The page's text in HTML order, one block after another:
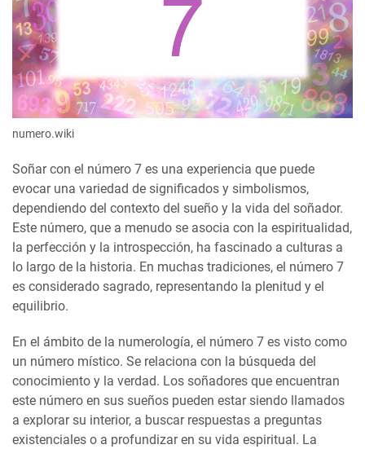
numero.wiki
Soñar con el número 7 es una experiencia que puede
evocar una variedad de significados y simbolismos,
dependiendo del contexto del sueño y la vida del soñador.
Este número, que a menudo se asocia con la espiritualidad,
la perfección y la introspección, ha fascinado a culturas a
lo largo de la historia. En muchas tradiciones, el número 7
es considerado sagrado, representando la plenitud y el
equilibrio.
En el ámbito de la numerología, el número 7 es visto como
un número místico. Se relaciona con la búsqueda del
conocimiento y la verdad. Los soñadores que encuentran
este número en sus sueños pueden estar siendo llamados
a explorar su interior, a buscar respuestas a preguntas
existenciales o a profundizar en su vida espiritual. La